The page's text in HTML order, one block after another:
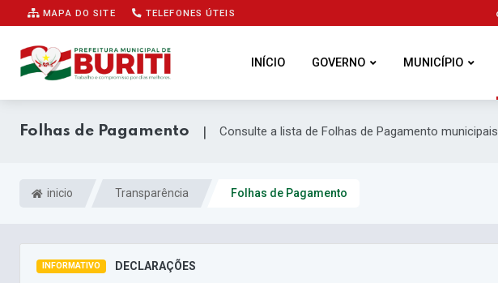
MAPA DO SITE TELEFONES ÚTEIS
INÍCIO GOVERNO MUNICÍPIO
Folhas de Pagamento | Consulte a lista de Folhas de Pagamento municipais
inicio Transparência Folhas de Pagamento
INFORMATIVO DECLARAÇÕES